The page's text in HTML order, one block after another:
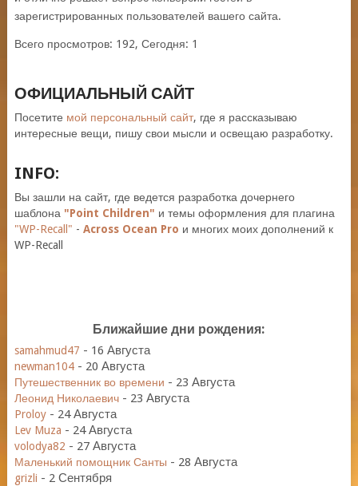
зарегистрированных пользователей вашего сайта.
Всего просмотров: 192, Сегодня: 1
ОФИЦИАЛЬНЫЙ САЙТ
Посетите мой персональный сайт, где я рассказываю
интересные вещи, пишу свои мысли и освещаю разработку.
INFO:
Вы зашли на сайт, где ведется разработка дочернего
шаблона "Point Children" и темы оформления для плагина
"WP-Recall" - Across Ocean Pro и многих моих дополнений к
WP-Recall
Ближайшие дни рождения:
samahmud47 - 16 Августа
newman104- 20 Августа
Путешественник во времени - 23 Августа
Леонид Николаевич- 23 Августа
Proloy- 24 Августа
Lev Muza - 24 Августа
volodya82 - 27 Августа
Маленький помощник Санты - 28 Августа
grizli - 2 Сентября